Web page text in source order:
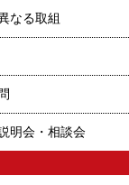
なる取組
明会・相談会